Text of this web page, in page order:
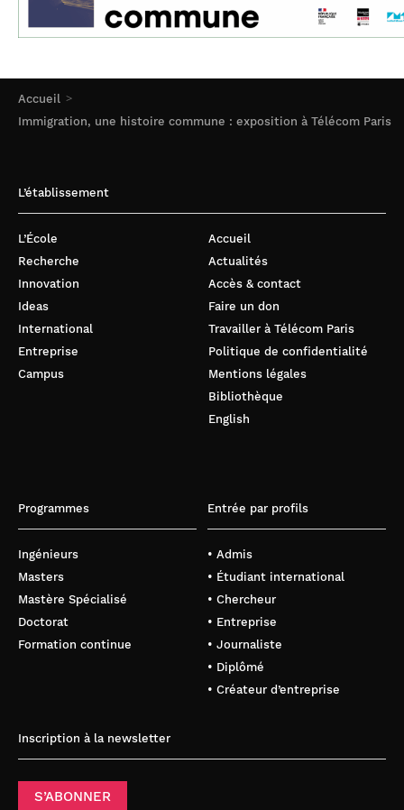
Accueil
Immigration, une histoire commune : exposition à Télécom Paris
L’établissement
L’École
Recherche
Innovation
Ideas
International
Entreprise
Campus
Accueil
Actualités
Accès & contact
Faire un don
Travailler à Télécom Paris
Politique de confidentialité
Mentions légales
Bibliothèque
English
Programmes
Ingénieurs
Masters
Mastère Spécialisé
Doctorat
Formation continue
Entrée par profils
• Admis
• Étudiant international
• Chercheur
• Entreprise
• Journaliste
• Diplômé
• Créateur d’entreprise
Inscription à la newsletter
S’ABONNER